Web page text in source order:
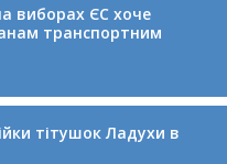
виборах ЄС хоче
транспортним
тітушок Ладухи в